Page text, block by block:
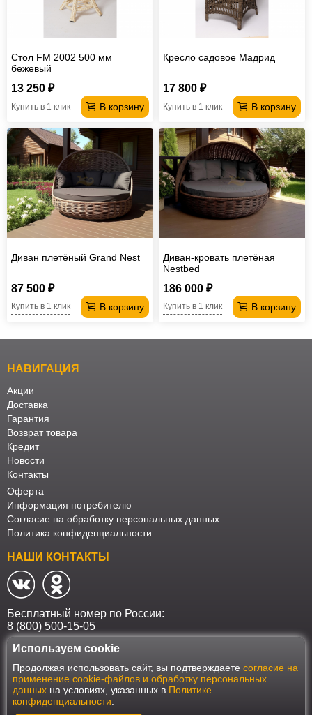
Стол FM 2002 500 мм
бежевый
13 250 ₽
В корзину
Купить в 1 клик
Кресло садовое Мадрид
17 800 ₽
В корзину
Купить в 1 клик
Диван плетёный Grand Nest
87 500 ₽
В корзину
Купить в 1 клик
Диван-кровать плетёная
Nestbed
186 000 ₽
В корзину
Купить в 1 клик
НАВИГАЦИЯ
Акции
Доставка
Гарантия
Возврат товара
Кредит
Новости
Контакты
Оферта
Информация потребителю
Согласие на обработку персональных данных
Политика конфиденциальности
НАШИ КОНТАКТЫ
Бесплатный номер по России:
8 (800) 500-15-05
Наш интернет-магазин работает в соответствии с требованиями
Федерального закона от 27 июля 2006 года №152-ФЗ "О персональных
данных". Оформить заказ на сайте Мебеласка возможно только при
наличии согласия на обработку Ваших персональных данных. Для
улучшения работы сайта и его взаимодействия с пользователями мы
используем файлы cookie. Продолжая пользоваться сайтом, вы
Используем cookie
Продолжая использовать сайт, вы подтверждаете согласие на
применение cookie-файлов и обработку персональных
данных на условиях, указанных в Политике
конфиденциальности